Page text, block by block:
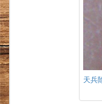
1.以藥劑採塗
材製品細縫處。
2.針對躲藏於
低蟲體躲藏數
3.經室內氣薰
4.於現場環境
體食物來源。
天兵